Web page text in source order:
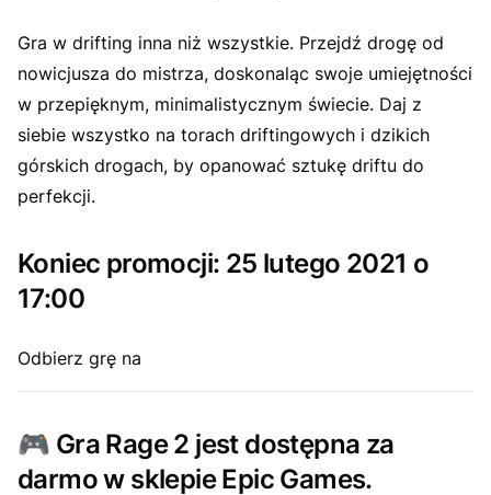
Gra w drifting inna niż wszystkie. Przejdź drogę od
nowicjusza do mistrza, doskonaląc swoje umiejętności
w przepięknym, minimalistycznym świecie. Daj z
siebie wszystko na torach driftingowych i dzikich
górskich drogach, by opanować sztukę driftu do
perfekcji.
Koniec promocji: 25 lutego 2021 o
17:00
Odbierz grę na
🎮 Gra Rage 2 jest dostępna za
darmo w sklepie Epic Games.